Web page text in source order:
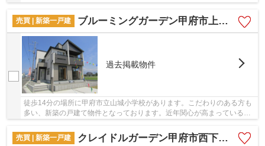
生み出す、省エネ対策物件は多くの方に好評です...
売買 | 新築一戸建
ブルーミングガーデン甲府市上今井町3期 1号棟
過去掲載物件
徒歩14分の場所に甲府市立山城小学校があります。こだわりのある方も
多い、新築の戸建て物件となっております。近年関心が高まっているエ
売買 | 新築一戸建
クレイドルガーデン甲府市西下条町第1 2号棟